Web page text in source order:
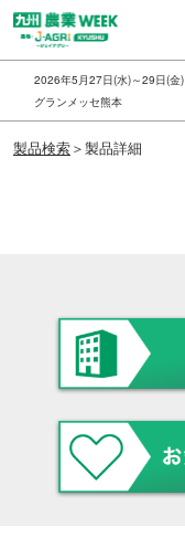
ス
キ
ッ
し
て
2026年5月27日(水)～29日(金)
グランメッセ熊本
製品検索＞製品詳細